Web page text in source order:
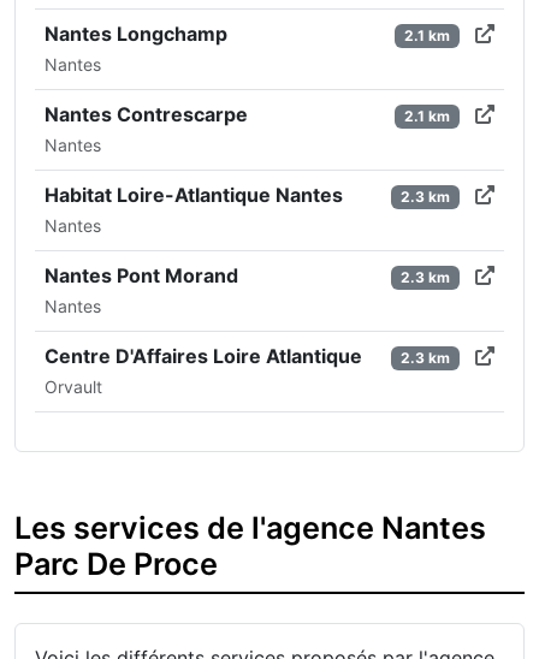
Nantes Longchamp
Nantes
2.1 km
Nantes Contrescarpe
Nantes
2.1 km
Habitat Loire-Atlantique Nantes
Nantes
2.3 km
Nantes Pont Morand
Nantes
2.3 km
Centre D'Affaires Loire Atlantique
Orvault
2.3 km
Les services de l'agence Nantes
Parc De Proce